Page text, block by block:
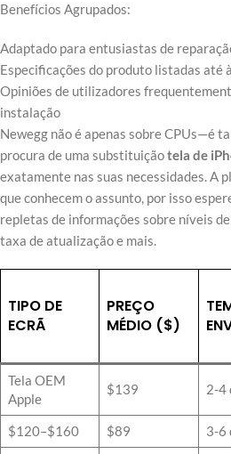
Benefícios Agrupados:
Adaptado para entusiastas de
Especificações do produto listadas até
Opiniões de utilizadores
instalação
Newegg não é apenas sobre CPUs—é
procura de uma substituiçãotela de
exatamente nas suas necessidades. A
que conhecem o assunto, por isso
repletas de informações sobre níveis
taxa de atualização e mais.
TIPO DE
ECRÃ
PREÇO
MÉDIO ($)
Tela OEM
Apple
$139 2-4
$120–$160 $89 3-6